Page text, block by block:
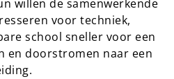
willen de samenwerkende
voor techniek,
school sneller voor een
en doorstromen naar een